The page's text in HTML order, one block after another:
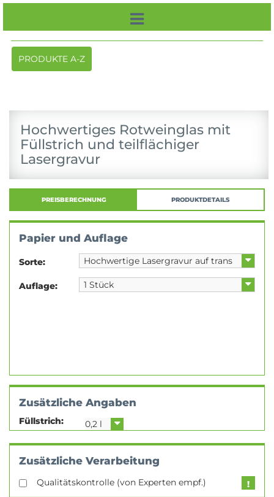
Toggle
navigation
PRODUKTE A-Z
Hochwertiges Rotweinglas mit
Füllstrich und teilflächiger
Lasergravur
PREISBERECHNUNG PRODUKTDETAILS
Papier und Auflage
Sorte:
Auflage:
Zusätzliche Angaben
Füllstrich:
Zusätzliche Verarbeitung
Qualitätskontrolle (von Experten empf.)